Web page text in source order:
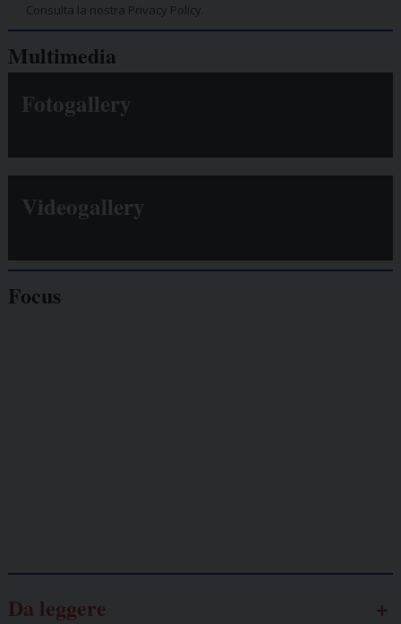
Consulta la nostra Privacy Policy.
Multimedia
Fotogallery
Videogallery
Focus
Da leggere